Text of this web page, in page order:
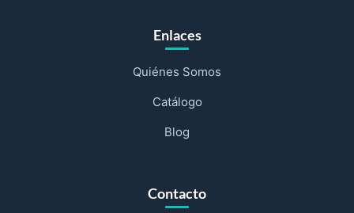
Enlaces
Quiénes Somos
Catálogo
Blog
Contacto